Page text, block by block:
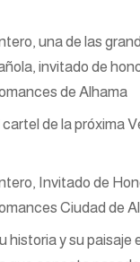
una de las
invitado de
de Alhama
de la próxima
Invitado de
Ciudad de
historia y su paisaje